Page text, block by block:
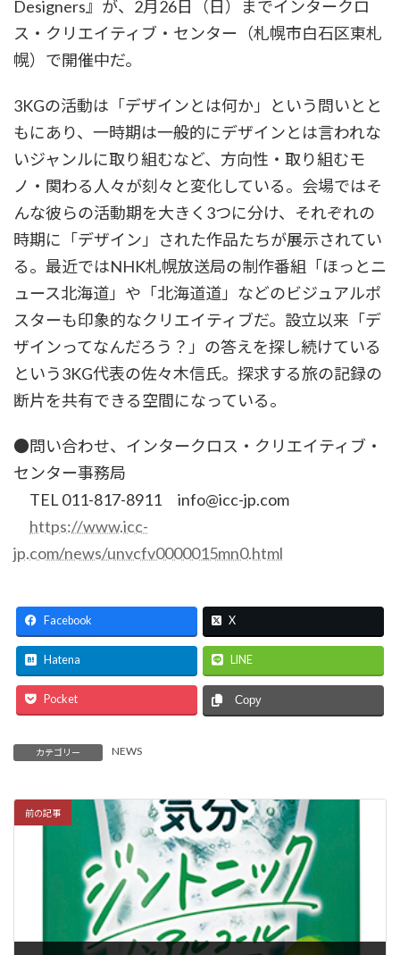
Designers』が、2月26日（日）までインタークロ
ス・クリエイティブ・センター（札幌市白石区東札
幌）で開催中だ。
3KGの活動は「デザインとは何か」という問いとと
もにあり、一時期は一般的にデザインとは言われな
いジャンルに取り組むなど、方向性・取り組むモ
ノ・関わる人々が刻々と変化している。会場ではそ
んな彼らの活動期を大きく3つに分け、それぞれの
時期に「デザイン」された作品たちが展示されてい
る。最近ではNHK札幌放送局の制作番組「ほっとニ
ュース北海道」や「北海道道」などのビジュアルポ
スターも印象的なクリエイティブだ。設立以来「デ
ザインってなんだろう？」の答えを探し続けている
という3KG代表の佐々木信氏。探求する旅の記録の
断片を共有できる空間になっている。
●問い合わせ、インタークロス・クリエイティブ・
センター事務局
TEL 011-817-8911 info@icc-jp.com
https://www.icc-
jp.com/news/unvcfv0000015mn0.html
Facebook X
Hatena LINE
Pocket Copy
カテゴリー NEWS
前の記事